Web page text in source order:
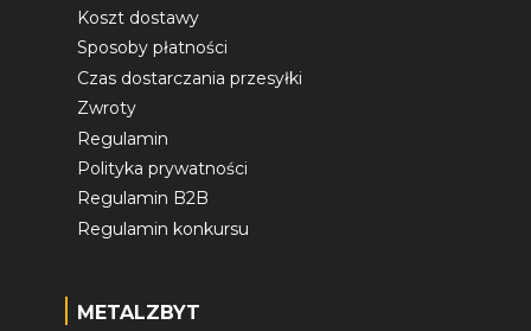
Koszt dostawy
Sposoby płatności
Czas dostarczania przesyłki
Zwroty
Regulamin
Polityka prywatności
Regulamin B2B
Regulamin konkursu
METALZBYT